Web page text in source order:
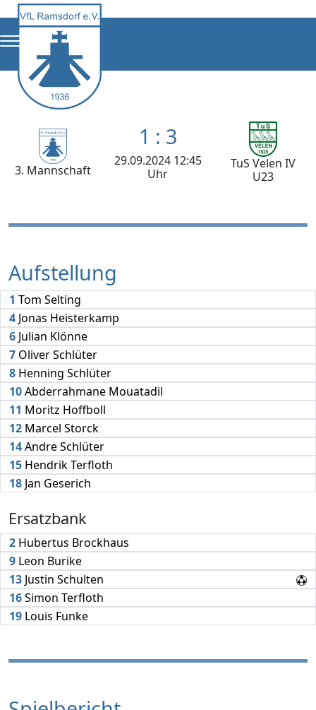
3. Mannschaft
1 : 3
29.09.2024 12:45
Uhr
TuS Velen IV
U23
Aufstellung
1 Tom Selting
4 Jonas Heisterkamp
6 Julian Klönne
7 Oliver Schlüter
8 Henning Schlüter
10Abderrahmane Mouatadil
11 Moritz Hoffboll
12 Marcel Storck
14Andre Schlüter
15 Hendrik Terfloth
18 Jan Geserich
Ersatzbank
2 Hubertus Brockhaus
9 Leon Burike
13 Justin Schulten
16Simon Terfloth
19 Louis Funke